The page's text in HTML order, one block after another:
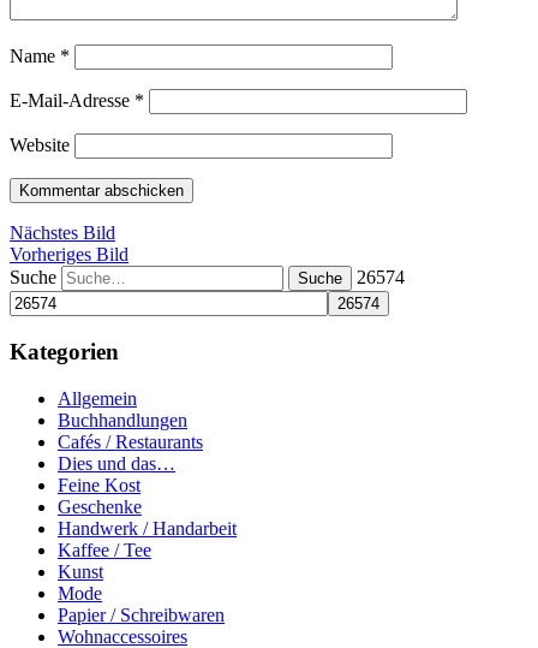
Name *
E-Mail-Adresse *
Website
Nächstes Bild
Vorheriges Bild
Suche
26574
Kategorien
Allgemein
Buchhandlungen
Cafés / Restaurants
Dies und das…
Feine Kost
Geschenke
Handwerk / Handarbeit
Kaffee / Tee
Kunst
Mode
Papier / Schreibwaren
Wohnaccessoires